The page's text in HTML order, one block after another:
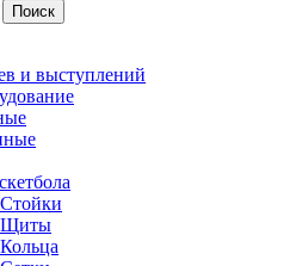
Поиск
и выступлений
Щиты